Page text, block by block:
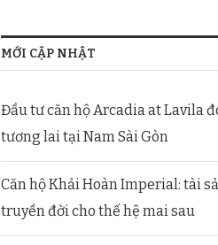
MỚI CẬP NHẬT
Đầu tư căn hộ Arcadia at Lavila
tương lai tại Nam Sài Gòn
Căn hộ Khải Hoàn Imperial: tài
truyền đời cho thế hệ mai sau